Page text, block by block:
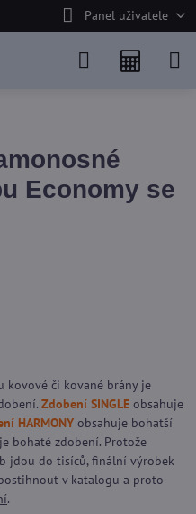
Panel uživatele
Economy se
či kované brány je
Zdobení SINGLE obsahuje
HARMONY obsahuje bohatší
bohaté zdobení. Protože
jdou do tisíců, finální výrobek
v katalogu a proto
.